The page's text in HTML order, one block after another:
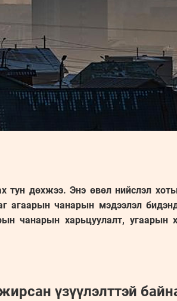
тун дөхжээ. Энэ өвөл нийслэл
агаарын чанарын мэдээлэл
чанарын харьцуулалт,
үзүүлэлттэй